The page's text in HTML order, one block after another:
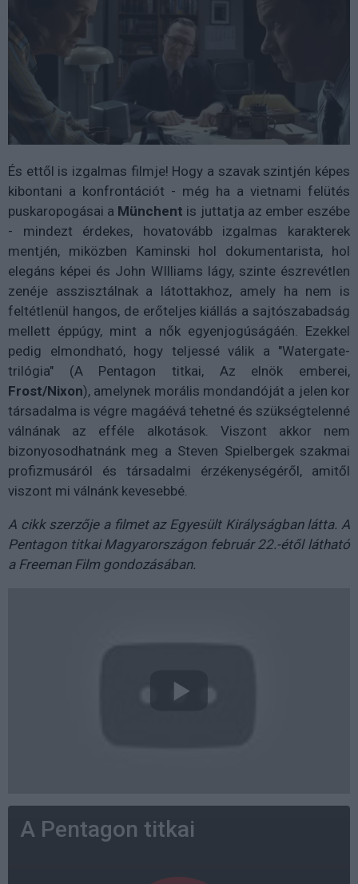
És ettől is izgalmas filmje! Hogy a szavak szintjén képes
kibontani a konfrontációt - még ha a vietnami felütés
puskaropogásai a Münchent is juttatja az ember eszébe
- mindezt érdekes, hovatovább izgalmas karakterek
mentjén, miközben Kaminski hol dokumentarista, hol
elegáns képei és John WIlliams lágy, szinte észrevétlen
zenéje asszisztálnak a látottakhoz, amely ha nem is
feltétlenül hangos, de erőteljes kiállás a sajtószabadság
mellett éppúgy, mint a nők egyenjogúságáén. Ezekkel
pedig elmondható, hogy teljessé válik a "Watergate-
trilógia" (A Pentagon titkai, Az elnök emberei,
Frost/Nixon), amelynek morális mondandóját a jelen kor
társadalma is végre magáévá tehetné és szükségtelenné
válnának az efféle alkotások. Viszont akkor nem
bizonyosodhatnánk meg a Steven Spielbergek szakmai
profizmusáról és társadalmi érzékenységéről, amitől
viszont mi válnánk kevesebbé.
A cikk szerzője a filmet az Egyesült Királyságban látta. A
Pentagon titkai Magyarországon február 22.-étől látható
a Freeman Film gondozásában.
A Pentagon titkai